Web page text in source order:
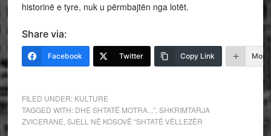
historinë e tyre, nuk u përmbajtën nga lotët.
Share via:
Facebook Twitter Copy Link More
FILED UNDER: KULTURE
TAGGED WITH: DHE SHTATË MOTRA...”, SHKRIMTARJA
ZVICERANE SJELL NË KOSOVË “SHTATË VËLLEZËR